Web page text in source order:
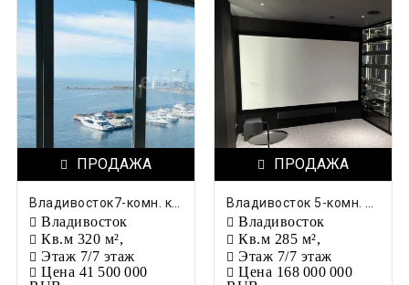
Ставропольский край
Таймырский край
Тамбовская область
Татарстан
Тверская область
Томская область
Тульская область
ПРОДАЖА
Владивосток
Кв.м 320 м²,
Этаж 7/7 этаж
Цена 41 500 000
ПРОДАЖА
Владивосток
Кв.м 285 м²,
Этаж 7/7 этаж
Цена 168 000 000